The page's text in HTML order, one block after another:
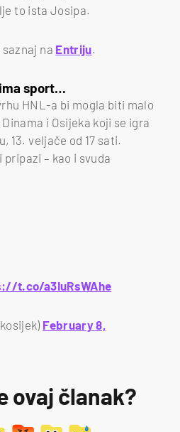
to ista Josipa.
na Entriju.
sport…
HNL-a bi mogla biti malo
i Osijeka koji se igra
13. veljače od 17 sati.
pripazi – kao i svuda
t.co/a3IuRsWAhe
February 8,
ovaj članak?